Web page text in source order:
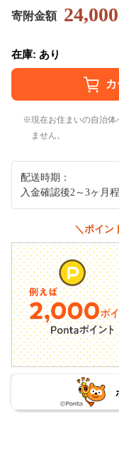
寄附金額 24,000
在庫: あり
現在お住まいの自治
ません。
配送時期：
入金確認後2～3ヶ月
＼ポイン